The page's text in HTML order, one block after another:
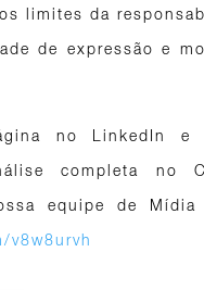
limites da
de expressão e
no LinkedIn e
completa no
equipe de Mídia